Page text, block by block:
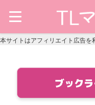
本サイトはアフィリエイト広告を